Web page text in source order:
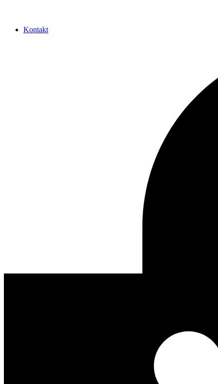
Kontakt